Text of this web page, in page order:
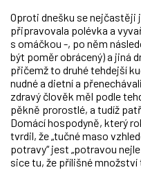
Oproti dnešku se nejčastěji
připravovala polévka a
s omáčkou -, po něm
být poměr obrácený) a jiná
přičemž to druhé tehdejší
nudné a dietní a
zdravý člověk měl podle
pěkně prorostlé, a tudíž
Domácí hospodyně, který
tvrdil, že „tučné maso
potravy“ jest „potravou
sice tu, že přílišné množství